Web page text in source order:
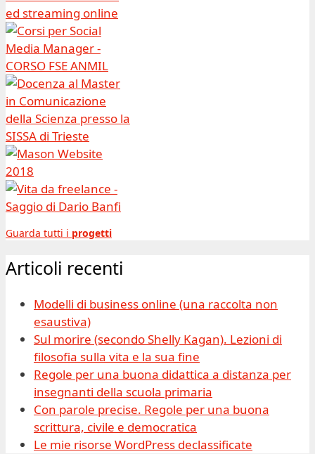
Guarda tutti i progetti
Articoli recenti
Modelli di business online (una raccolta non
esaustiva)
Sul morire (secondo Shelly Kagan). Lezioni di
filosofia sulla vita e la sua fine
Regole per una buona didattica a distanza per
insegnanti della scuola primaria
Con parole precise. Regole per una buona
scrittura, civile e democratica
Le mie risorse WordPress declassificate